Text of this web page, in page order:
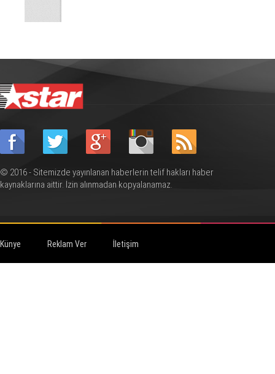
© 2016 - Sitemizde yayınlanan haberlerin telif hakları haber
kaynaklarına aittir. İzin alınmadan kopyalanamaz.
Künye Reklam Ver İletişim